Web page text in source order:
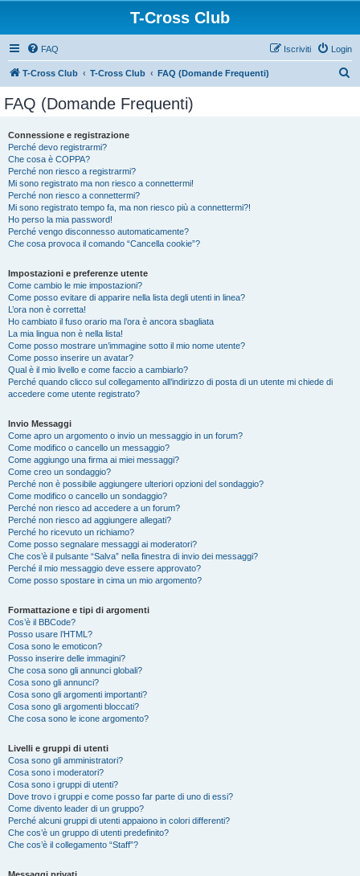
T-Cross Club
FAQ Login
Iscriviti
T-Cross Club T-Cross Club FAQ (Domande Frequenti)
FAQ (Domande Frequenti)
Connessione e registrazione
Perché devo registrarmi?
Che cosa è COPPA?
Perché non riesco a registrarmi?
Mi sono registrato ma non riesco a connettermi!
Perché non riesco a connettermi?
Mi sono registrato tempo fa, ma non riesco più a connettermi?!
Ho perso la mia password!
Perché vengo disconnesso automaticamente?
Che cosa provoca il comando “Cancella cookie”?
Impostazioni e preferenze utente
Come cambio le mie impostazioni?
Come posso evitare di apparire nella lista degli utenti in linea?
L’ora non è corretta!
Ho cambiato il fuso orario ma l’ora è ancora sbagliata
La mia lingua non è nella lista!
Come posso mostrare un’immagine sotto il mio nome utente?
Come posso inserire un avatar?
Qual è il mio livello e come faccio a cambiarlo?
Perché quando clicco sul collegamento all’indirizzo di posta di un utente mi chiede di
accedere come utente registrato?
Invio Messaggi
Come apro un argomento o invio un messaggio in un forum?
Come modifico o cancello un messaggio?
Come aggiungo una firma ai miei messaggi?
Come creo un sondaggio?
Perché non è possibile aggiungere ulteriori opzioni del sondaggio?
Come modifico o cancello un sondaggio?
Perché non riesco ad accedere a un forum?
Perché non riesco ad aggiungere allegati?
Perché ho ricevuto un richiamo?
Come posso segnalare messaggi ai moderatori?
Che cos’è il pulsante “Salva” nella finestra di invio dei messaggi?
Perché il mio messaggio deve essere approvato?
Come posso spostare in cima un mio argomento?
Formattazione e tipi di argomenti
Cos’è il BBCode?
Posso usare l’HTML?
Cosa sono le emoticon?
Posso inserire delle immagini?
Che cosa sono gli annunci globali?
Cosa sono gli annunci?
Cosa sono gli argomenti importanti?
Cosa sono gli argomenti bloccati?
Che cosa sono le icone argomento?
Livelli e gruppi di utenti
Cosa sono gli amministratori?
Cosa sono i moderatori?
Cosa sono i gruppi di utenti?
Dove trovo i gruppi e come posso far parte di uno di essi?
Come divento leader di un gruppo?
Perché alcuni gruppi di utenti appaiono in colori differenti?
Che cos’è un gruppo di utenti predefinito?
Che cos’è il collegamento “Staff”?